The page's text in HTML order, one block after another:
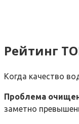
Рейтинг
Когда качество
Проблема
заметно